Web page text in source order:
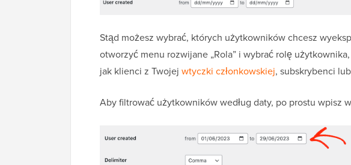
Stąd możesz wybrać, których użytkowników chcesz
otworzyć menu rozwijane „Rola” i wybrać rolę
jak klienci z Twojej wtyczki członkowskiej, subskrybenci
Aby filtrować użytkowników według daty, po prostu wpisz